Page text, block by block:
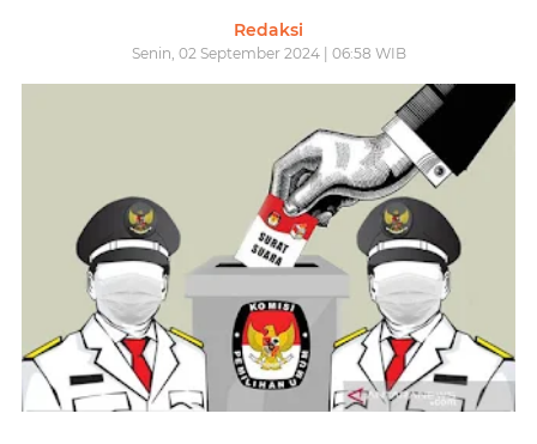
Redaksi
Senin, 02 September 2024 | 06:58 WIB